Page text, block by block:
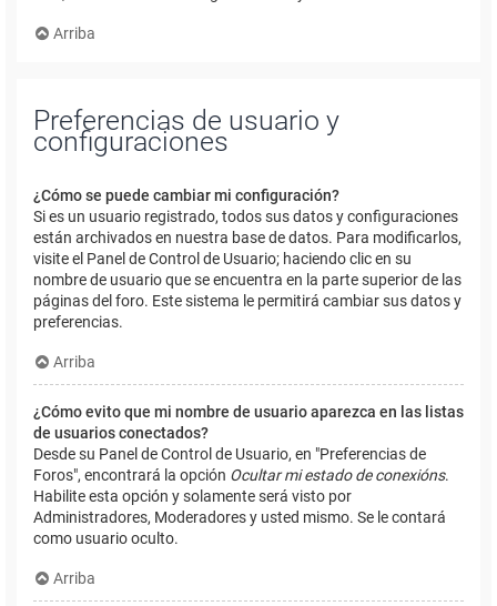
Arriba
Preferencias de usuario y
configuraciones
¿Cómo se puede cambiar mi configuración?
Si es un usuario registrado, todos sus datos y configuraciones
están archivados en nuestra base de datos. Para modificarlos,
visite el Panel de Control de Usuario; haciendo clic en su
nombre de usuario que se encuentra en la parte superior de las
páginas del foro. Este sistema le permitirá cambiar sus datos y
preferencias.
Arriba
¿Cómo evito que mi nombre de usuario aparezca en las listas
de usuarios conectados?
Desde su Panel de Control de Usuario, en "Preferencias de
Foros", encontrará la opción Ocultar mi estado de conexións.
Habilite esta opción y solamente será visto por
Administradores, Moderadores y usted mismo. Se le contará
como usuario oculto.
Arriba